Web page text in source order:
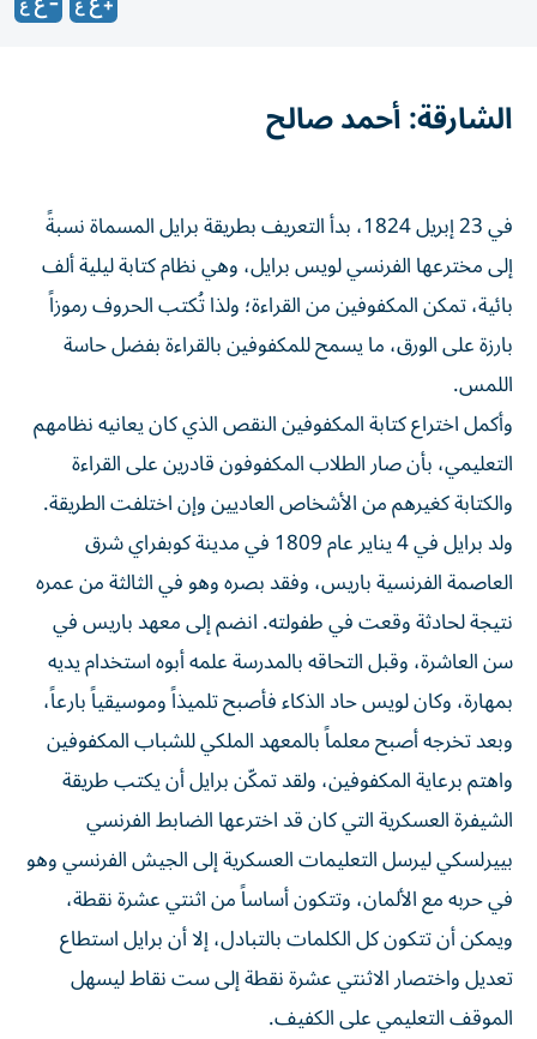
الشارقة: أحمد صالح
في 23 إبريل 1824، بدأ التعريف بطريقة برايل المسماة نسبةً
إلى مخترعها الفرنسي لويس برايل، وهي نظام كتابة ليلية ألف
بائية، تمكن المكفوفين من القراءة؛ ولذا تُكتب الحروف رموزاً
بارزة على الورق، ما يسمح للمكفوفين بالقراءة بفضل حاسة
اللمس.
وأكمل اختراع كتابة المكفوفين النقص الذي كان يعانيه نظامهم
التعليمي، بأن صار الطلاب المكفوفون قادرين على القراءة
والكتابة كغيرهم من الأشخاص العاديين وإن اختلفت الطريقة.
ولد برايل في 4 يناير عام 1809 في مدينة كوبفراي شرق
العاصمة الفرنسية باريس، وفقد بصره وهو في الثالثة من عمره
نتيجة لحادثة وقعت في طفولته. انضم إلى معهد باريس في
سن العاشرة، وقبل التحاقه بالمدرسة علمه أبوه استخدام يديه
بمهارة، وكان لويس حاد الذكاء فأصبح تلميذاً وموسيقياً بارعاً،
وبعد تخرجه أصبح معلماً بالمعهد الملكي للشباب المكفوفين
واهتم برعاية المكفوفين، ولقد تمكّن برايل أن يكتب طريقة
الشيفرة العسكرية التي كان قد اخترعها الضابط الفرنسي
بييرلسكي ليرسل التعليمات العسكرية إلى الجيش الفرنسي وهو
في حربه مع الألمان، وتتكون أساساً من اثنتي عشرة نقطة،
ويمكن أن تتكون كل الكلمات بالتبادل، إلا أن برايل استطاع
تعديل واختصار الاثنتي عشرة نقطة إلى ست نقاط ليسهل
الموقف التعليمي على الكفيف.